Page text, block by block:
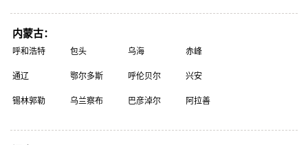
内蒙古：
呼和浩特 包头 乌海 赤峰
通辽 鄂尔多斯 呼伦贝尔 兴安
锡林郭勒 乌兰察布 巴彦淖尔 阿拉善